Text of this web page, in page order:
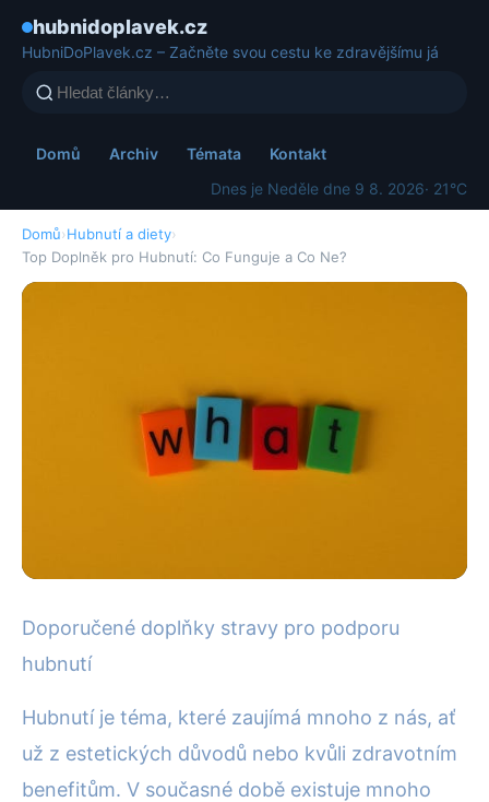
hubnidoplavek.cz
HubniDoPlavek.cz – Začněte svou cestu ke zdravějšímu já
Domů Archiv Témata
Kontakt
Dnes je Neděle dne 9 8. 2026· 21°C
Domů›Hubnutí a diety›
Top Doplněk pro Hubnutí: Co Funguje a Co Ne?
Hubnutí a diety
Top Doplněk pro Hubnutí: Co
Funguje a Co Ne?
10. 6. 2025· 4 min čtení · Autor: Alena Králová
Doporučené doplňky stravy pro podporu
hubnutí
Hubnutí je téma, které zaujímá mnoho z nás, ať
už z estetických důvodů nebo kvůli zdravotním
benefitům. V současné době existuje mnoho